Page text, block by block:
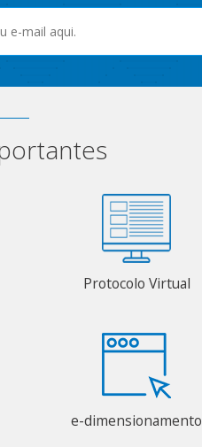
Protocolo Virtual
e-dimensionamento